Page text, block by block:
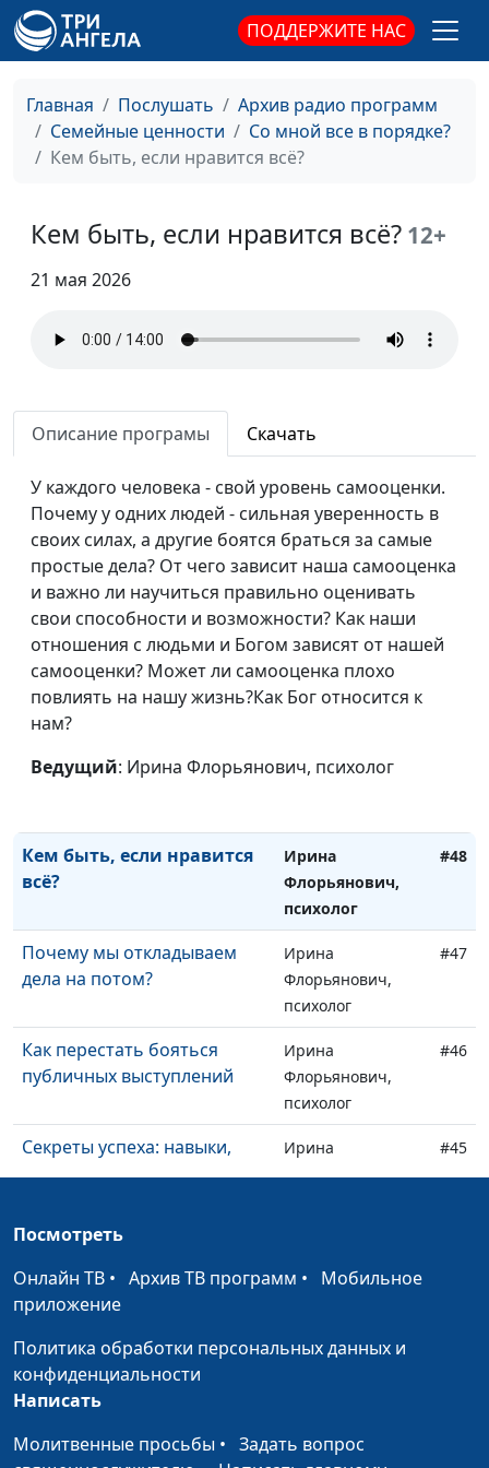
ПОДДЕРЖИТЕ НАС
Главная Послушать
Архив радио программ
Семейные ценности
Со мной все в порядке?
Кем быть, если нравится всё?
Кем быть, если нравится всё? 12+
21 мая 2026
Описание програмы Скачать
У каждого человека - свой уровень самооценки.
Почему у одних людей - сильная уверенность в
своих силах, а другие боятся браться за самые
простые дела? От чего зависит наша самооценка
и важно ли научиться правильно оценивать
свои способности и возможности? Как наши
отношения с людьми и Богом зависят от нашей
самооценки? Может ли самооценка плохо
повлиять на нашу жизнь?Как Бог относится к
нам?
Ведущий: Ирина Флорьянович, психолог
психолог
хотим платить?
Флорьянович,
психолог
Как сохранить веру в
психолог
Никто никому ничего не
ведёмся на обман?
Флорьянович,
психолог
Я не понимаю это
современное поколение
Ирина
Флорьянович,
психолог
#51
Как сомнения ведут к
настоящей вере
Флорьянович,
Кризис веры. Как его
пройти без потери?
Ирина
Кем быть, если нравится
всё?
Ирина
Флорьянович,
психолог
#48
Почему мы откладываем
дела на потом?
Ирина
Флорьянович,
психолог
#47
Как перестать бояться
публичных выступлений
Ирина
Флорьянович,
психолог
#46
Секреты успеха: навыки,
которые работают
Ирина
Флорьянович,
#45
Я — центр вселенной?
Флорьянович,
Образ отца: как он влияет
на веру в Бога?
Ирина
Можно ли верить своей
Ирина
Посмотреть
Онлайн ТВ • Архив ТВ программ • Мобильное
приложение
Политика обработки персональных данных и
конфиденциальности
Написать
Молитвенные просьбы • Задать вопрос